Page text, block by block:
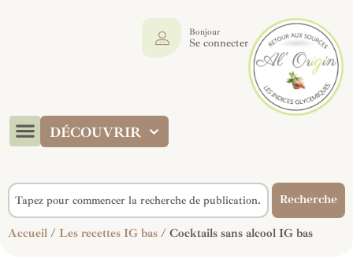
DÉCOUVRIR
Bonjour
Se connecter
Recherche
Accueil / Les recettes IG bas / Cocktails sans alcool IG bas